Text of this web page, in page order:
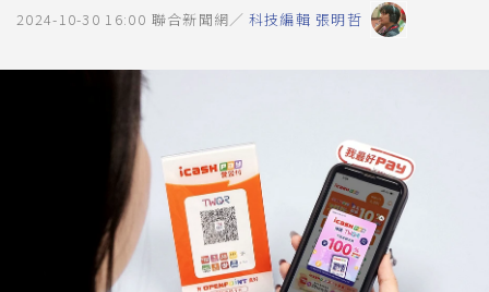
2024-10-30 16:00 聯合新聞網／ 科技編輯 張明哲